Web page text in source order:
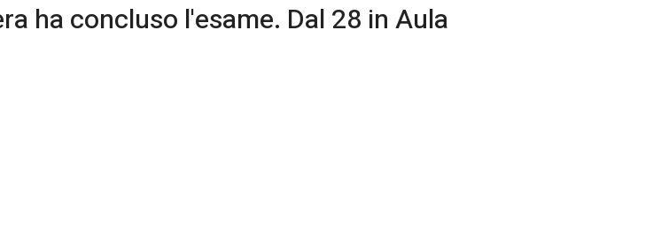
ha concluso l'esame. Dal 28 in Aula